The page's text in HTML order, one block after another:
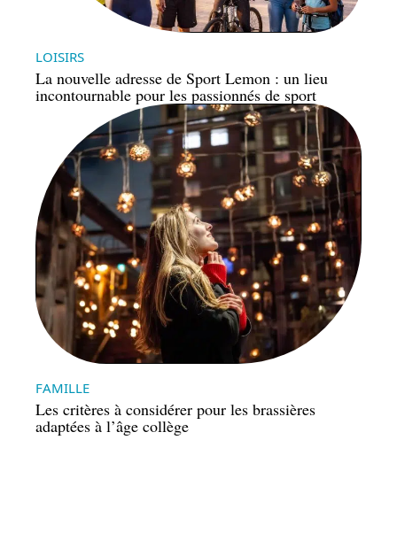
LOISIRS
La nouvelle adresse de Sport Lemon : un lieu
incontournable pour les passionnés de sport
FAMILLE
Les critères à considérer pour les brassières
adaptées à l’âge collège